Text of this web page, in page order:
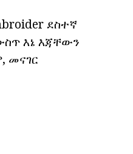
ደስተኛ
እኔ እጃቸውን
መናገር